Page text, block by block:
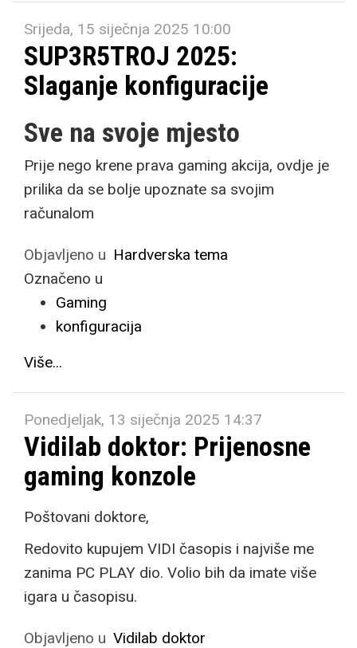
Srijeda, 15 siječnja 2025 10:00
SUP3R5TROJ 2025:
Slaganje konfiguracije
Sve na svoje mjesto
Prije nego krene prava gaming akcija, ovdje je
prilika da se bolje upoznate sa svojim
računalom
Objavljeno u Hardverska tema
Označeno u
Gaming
konfiguracija
Više...
Ponedjeljak, 13 siječnja 2025 14:37
Vidilab doktor: Prijenosne
gaming konzole
Poštovani doktore,
Redovito kupujem VIDI časopis i najviše me
zanima PC PLAY dio. Volio bih da imate više
igara u časopisu.
Objavljeno u Vidilab doktor